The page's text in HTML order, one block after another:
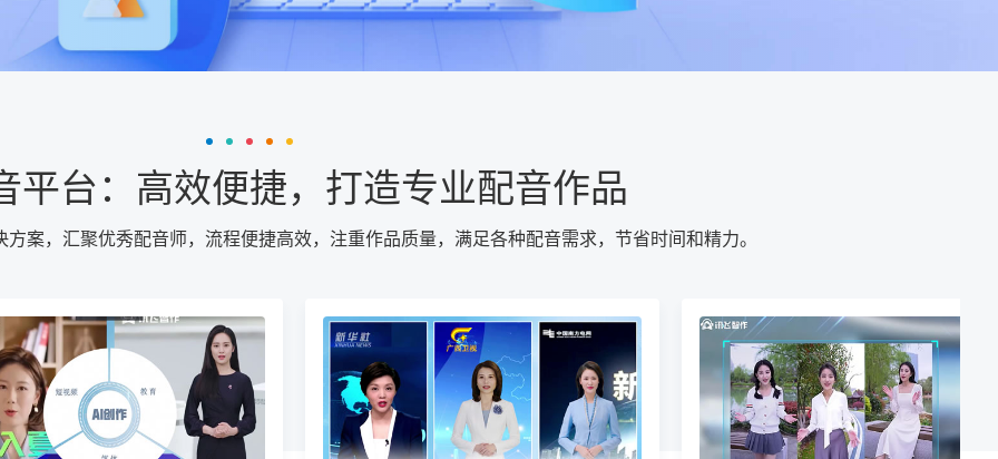
平台：高效便捷，打造专业配音作品
案，汇聚优秀配音师，流程便捷高效，注重作品质量，满足各种配音需求，节省时间和精力。